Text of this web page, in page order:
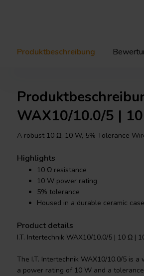
Produktbeschreibung
WAX10/10.0/5 |
A robust 10 Ω, 10 W, 5% Tolerance
Highlights
10 Ω resistance
10 W power rating
5% tolerance
Housed in a durable ceramic case
Product details
I.T. Intertechnik WAX10/10.0/5 | 10 Ω |
The I.T. Intertechnik WAX10/10.0/5 is
a power rating of 10 W and a